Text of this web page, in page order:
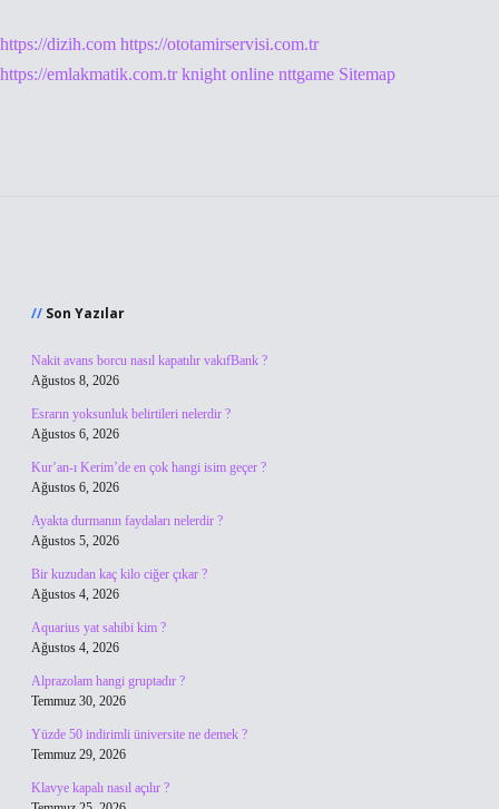
https://dizih.com https://ototamirservisi.com.tr
https://emlakmatik.com.tr knight online nttgame Sitemap
Son Yazılar
Nakit avans borcu nasıl kapatılır vakıfBank ?
Ağustos 8, 2026
Esrarın yoksunluk belirtileri nelerdir ?
Ağustos 6, 2026
Kur’an-ı Kerim’de en çok hangi isim geçer ?
Ağustos 6, 2026
Ayakta durmanın faydaları nelerdir ?
Ağustos 5, 2026
Bir kuzudan kaç kilo ciğer çıkar ?
Ağustos 4, 2026
Aquarius yat sahibi kim ?
Ağustos 4, 2026
Alprazolam hangi gruptadır ?
Temmuz 30, 2026
Yüzde 50 indirimli üniversite ne demek ?
Temmuz 29, 2026
Klavye kapalı nasıl açılır ?